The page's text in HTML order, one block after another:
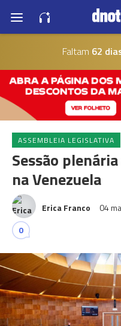
Faltam 62
ASSEMBLEIA LEGISLATIVA
Sessão
na Venezuela
Erica Franco 04
0